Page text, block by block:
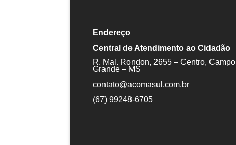
Endereço
Central de Atendimento ao Cidadão
R. Mal. Rondon, 2655 – Centro, Campo
Grande – MS
contato@acomasul.com.br
(67) 99248-6705